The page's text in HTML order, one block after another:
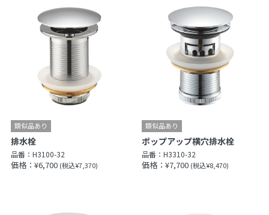
排水栓
品番： H3100-32
価格：¥6,700 (税込¥7,370)
ポップアップ横穴排水栓
品番：H3310-32
価格：¥7,700 (税込¥8,470)